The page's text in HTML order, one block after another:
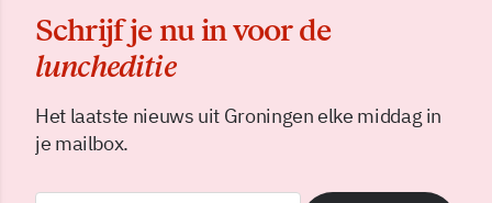
Schrijf je nu in voor de
luncheditie
Het laatste nieuws uit Groningen elke middag in
je mailbox.